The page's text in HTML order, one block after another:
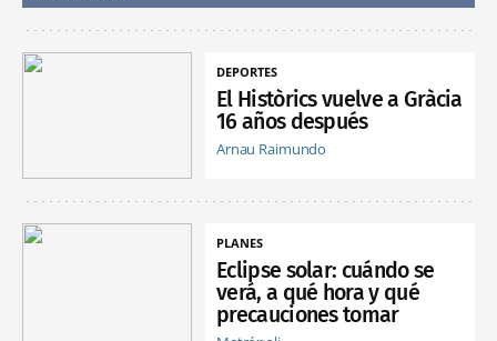
DEPORTES
El Històrics vuelve a Gràcia
16 años después
Arnau Raimundo
PLANES
Eclipse solar: cuándo se
verá, a qué hora y qué
precauciones tomar